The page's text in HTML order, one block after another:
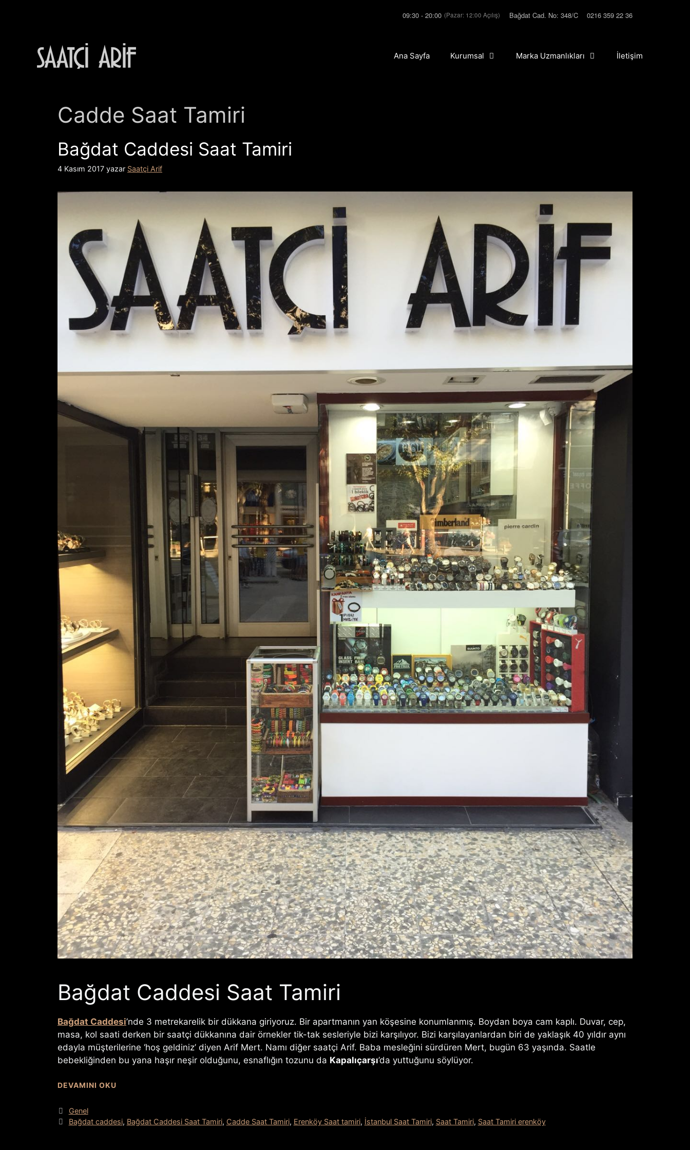
09:30 - 20:00 (Pazar: 12:00 Açılış) Bağdat Cad. No: 348/C 0216 359 22 36
Ana Sayfa Kurumsal Marka Uzmanlıkları İletişim
Cadde Saat Tamiri
Bağdat Caddesi Saat Tamiri
4 Kasım 2017 yazar Saatçi Arif
Bağdat Caddesi Saat Tamiri
Bağdat Caddesi’nde 3 metrekarelik bir dükkana giriyoruz. Bir apartmanın yan köşesine konumlanmış. Boydan boya cam kaplı. Duvar, cep,
masa, kol saati derken bir saatçi dükkanına dair örnekler tik-tak sesleriyle bizi karşılıyor. Bizi karşılayanlardan biri de yaklaşık 40 yıldır aynı
edayla müşterilerine ‘hoş geldiniz’ diyen Arif Mert. Namı diğer saatçi Arif. Baba mesleğini sürdüren Mert, bugün 63 yaşında. Saatle
bebekliğinden bu yana haşır neşir olduğunu, esnaflığın tozunu da Kapalıçarşı’da yuttuğunu söylüyor.
DEVAMINI OKU
Kategoriler
Genel
Etiketler
Bağdat caddesi, Bağdat Caddesi Saat Tamiri, Cadde Saat Tamiri, Erenköy Saat tamiri, İstanbul Saat Tamiri, Saat Tamiri, Saat Tamiri erenköy